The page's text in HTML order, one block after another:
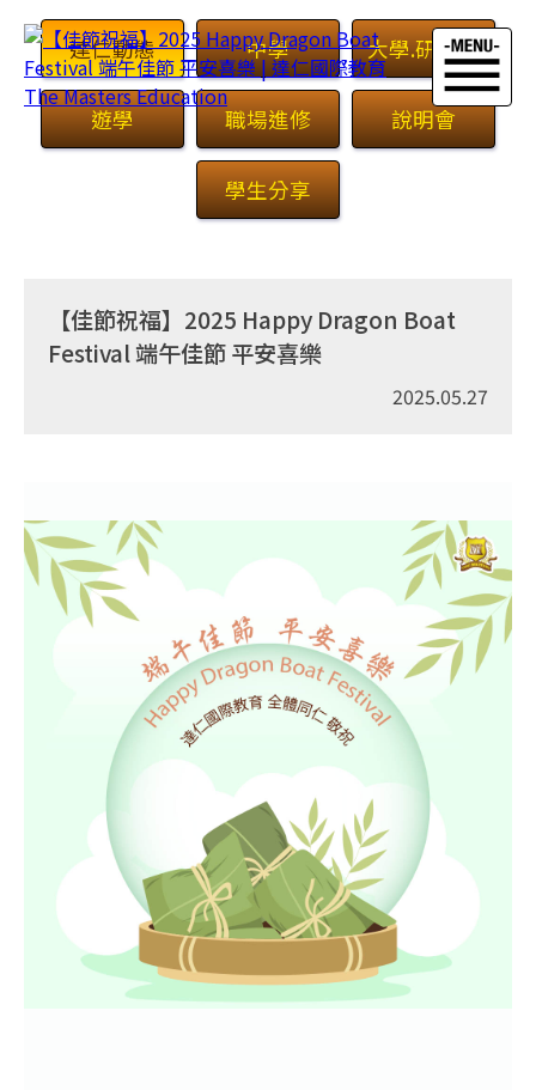
達仁動態 中學 大學.研究所
遊學 職場進修 說明會
學生分享
【佳節祝福】2025 Happy Dragon Boat
Festival 端午佳節 平安喜樂
2025.05.27